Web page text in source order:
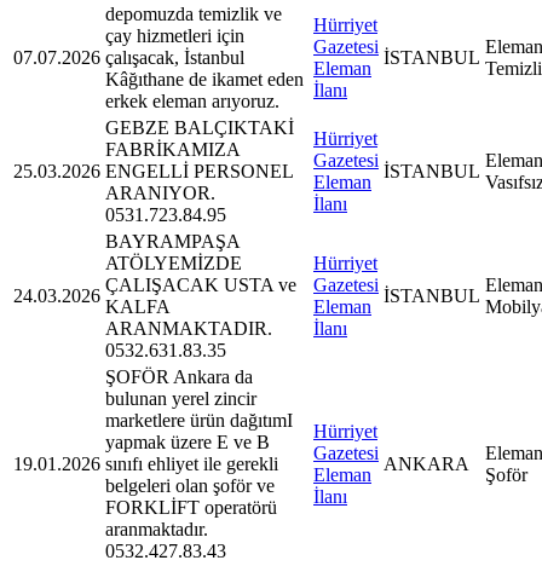
07.07.2026
depomuzda temizlik ve
çay hizmetleri için
çalışacak, İstanbul
Kâğıthane de ikamet eden
erkek eleman arıyoruz.
Hürriyet
Gazetesi
Eleman
İlanı
İSTANBUL
25.03.2026
GEBZE BALÇIKTAKİ
FABRİKAMIZA
ENGELLİ PERSONEL
ARANIYOR.
0531.723.84.95
Hürriyet
Gazetesi
Eleman
İlanı
İSTANBUL
24.03.2026
BAYRAMPAŞA
ATÖLYEMİZDE
ÇALIŞACAK USTA ve
KALFA
ARANMAKTADIR.
0532.631.83.35
Hürriyet
Gazetesi
Eleman
İlanı
İSTANBUL
19.01.2026
ŞOFÖR Ankara da
bulunan yerel zincir
marketlere ürün dağıtımI
yapmak üzere E ve B
sınıfı ehliyet ile gerekli
belgeleri olan şoför ve
FORKLİFT operatörü
aranmaktadır.
0532.427.83.43
Hürriyet
Gazetesi
Eleman
İlanı
ANKARA
Şoför